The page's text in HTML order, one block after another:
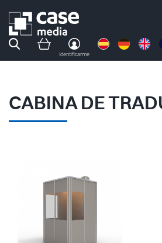
Identificarme
CABINA DE